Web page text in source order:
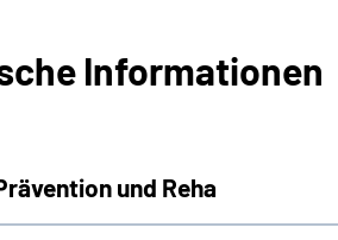
Informationen
und Reha